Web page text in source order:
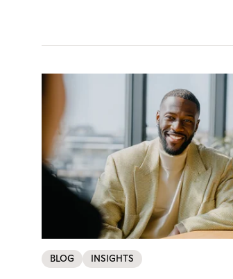
BLOG INSIGHTS